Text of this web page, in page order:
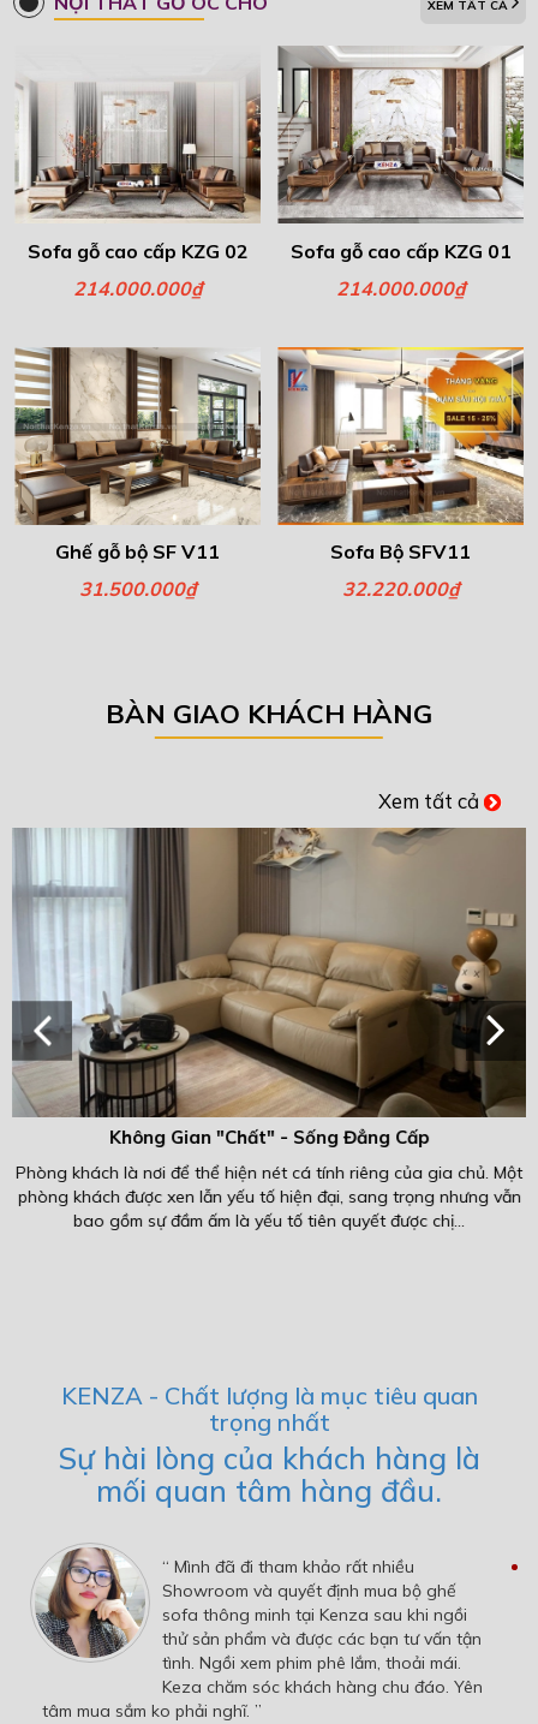
XEM TẤT CẢ
Sofa gỗ cao cấp KZG 02
214.000.000₫
Sofa gỗ cao cấp KZG 01
214.000.000₫
Ghế gỗ bộ SF V11
31.500.000₫
Sofa Bộ SFV11
32.220.000₫
BÀN GIAO KHÁCH HÀNG
Xem tất cả
Không Gian "Chất" - Sống Đẳng Cấp
Phòng khách là nơi để thể hiện nét cá tính riêng của gia chủ. Một
phòng khách được xen lẫn yếu tố hiện đại, sang trọng nhưng vẫn
bao gồm sự đầm ấm là yếu tố tiên quyết được chị...
KENZA - Chất lượng là mục tiêu quan
trọng nhất
Sự hài lòng của khách hàng là
mối quan tâm hàng đầu.
“ Đúng nhu cầu , đúng sản phẩm , lựa chọn
của mình rất sáng suốt khi lựa chọn
KENZA là chiếc ghế nâng niu những lúc trở
về nhà xua tan những mệt mỏi , thật sự rất
hài lòng từ ngày đầu dc các bạn tư vấn
đến chăm sóc bảo dưỡng khách hàng rất
nhiệt tình, cảm ơn Các thành viên KENZA rất nhiều 🌹 ”